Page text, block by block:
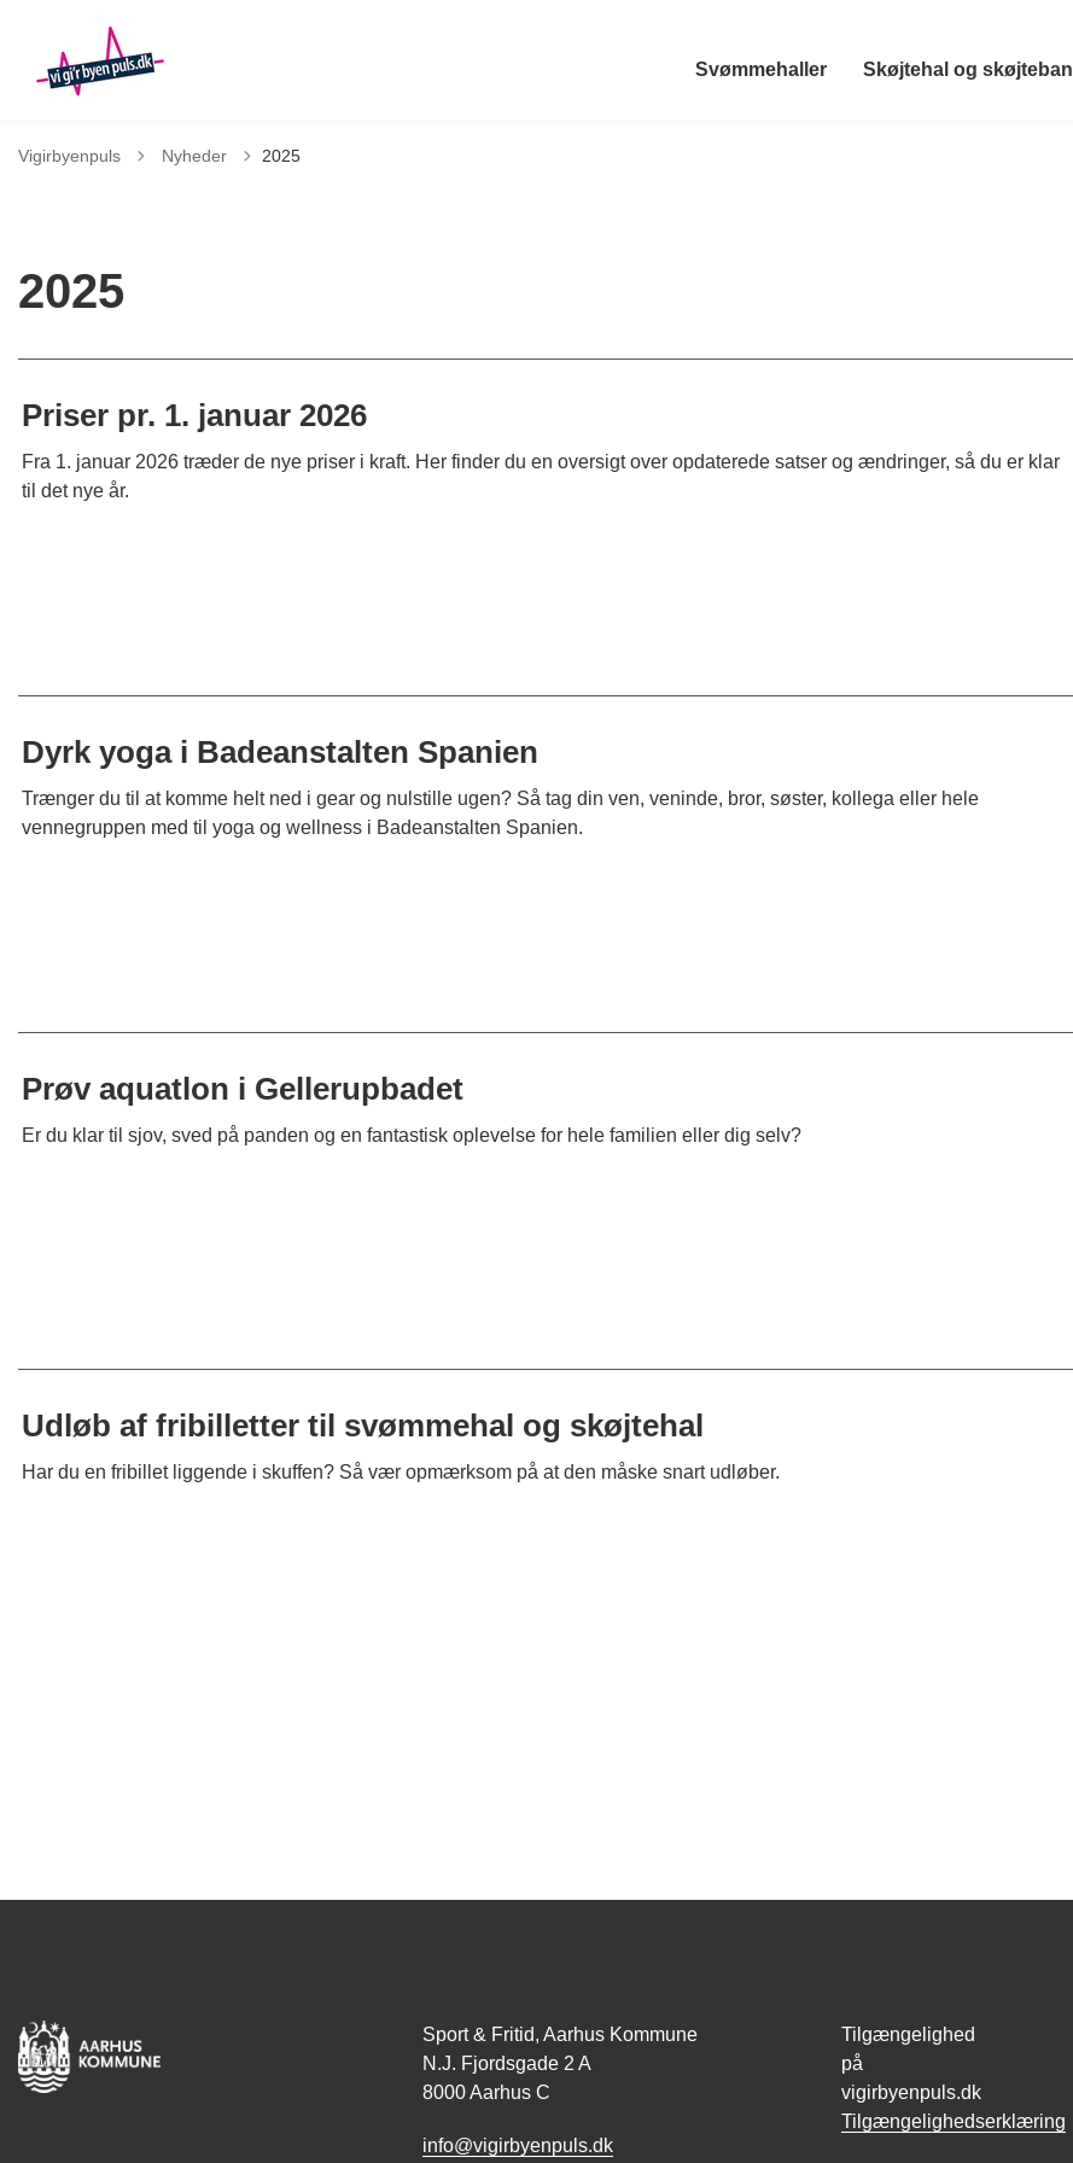
Svømmehaller Skøjtehal og
Vigirbyenpuls Tilbage til
Nyheder 2025
2025
Priser pr. 1. januar 2026
Fra 1. januar 2026 træder de nye priser i kraft. Her finder du en oversigt over opdaterede satser og ændringer, så du er klar
til det nye år.
Dyrk yoga i Badeanstalten Spanien
Trænger du til at komme helt ned i gear og nulstille ugen? Så tag din ven, veninde, bror, søster, kollega eller hele
vennegruppen med til yoga og wellness i Badeanstalten Spanien.
Prøv aquatlon i Gellerupbadet
Er du klar til sjov, sved på panden og en fantastisk oplevelse for hele familien eller dig selv?
Udløb af fribilletter til svømmehal og skøjtehal
Har du en fribillet liggende i skuffen? Så vær opmærksom på at den måske snart udløber.
Sport & Fritid, Aarhus Kommune
N.J. Fjordsgade 2 A
8000 Aarhus C
info@vigirbyenpuls.dk
Tilgængelighed
på
vigirbyenpuls.dk
Tilgængelighedserklæring